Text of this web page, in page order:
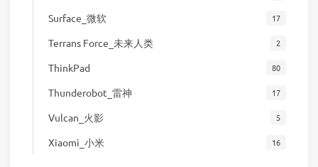
Surface_微软 17
Terrans Force_未来人类 2
ThinkPad 80
Thunderobot_雷神 17
Vulcan_火影 5
Xiaomi_小米 16